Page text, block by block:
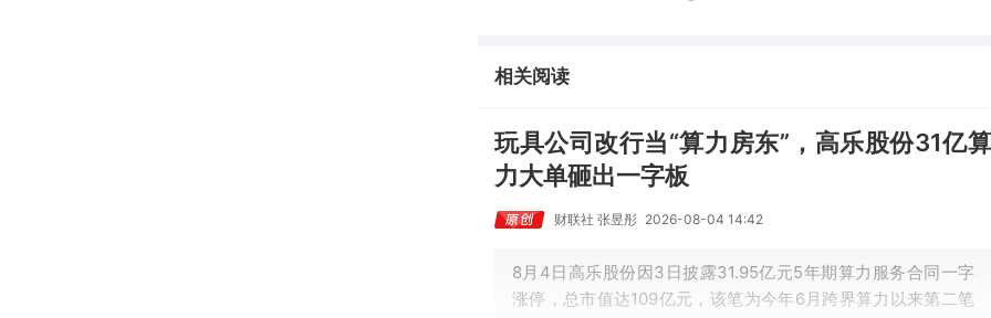
王牌自营前瞻捕捉“预期差”，3日大涨26%。
相关阅读
玩具公司改行当“算力房东”，高乐股份31亿算
力大单砸出一字板
财联社 张昱彤 2026-08-04 14:42
8月4日高乐股份因3日披露31.95亿元5年期算力服务合同一字
涨停，总市值达109亿元，该笔为今年6月跨界算力以来第二笔